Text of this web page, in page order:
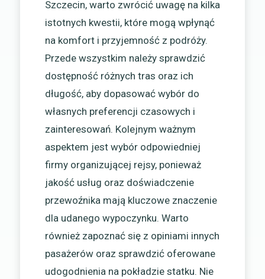
Szczecin, warto zwrócić uwagę na kilka
istotnych kwestii, które mogą wpłynąć
na komfort i przyjemność z podróży.
Przede wszystkim należy sprawdzić
dostępność różnych tras oraz ich
długość, aby dopasować wybór do
własnych preferencji czasowych i
zainteresowań. Kolejnym ważnym
aspektem jest wybór odpowiedniej
firmy organizującej rejsy, ponieważ
jakość usług oraz doświadczenie
przewoźnika mają kluczowe znaczenie
dla udanego wypoczynku. Warto
również zapoznać się z opiniami innych
pasażerów oraz sprawdzić oferowane
udogodnienia na pokładzie statku. Nie